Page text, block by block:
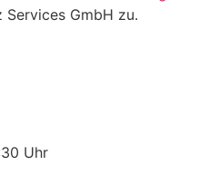
GmbH zu.
Uhr